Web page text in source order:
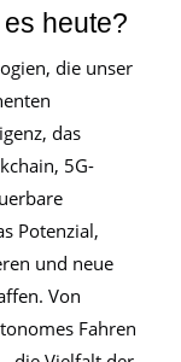
heute?
die unser
das
5G-
Potenzial,
und neue
Von
Fahren